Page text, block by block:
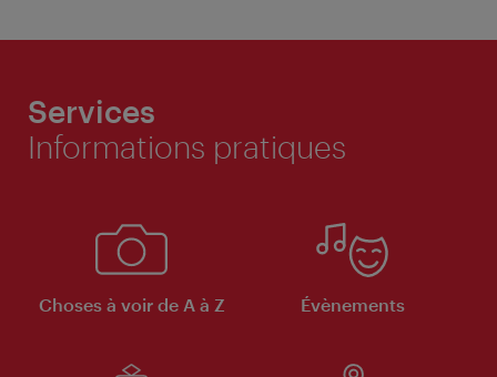
Services
Informations pratiques
Choses à voir de A à Z Évènements